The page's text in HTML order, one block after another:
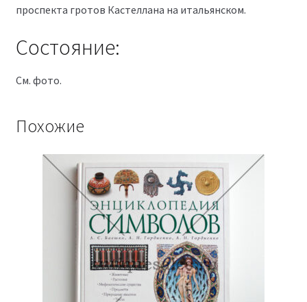
проспекта гротов Кастеллана на итальянском.
Состояние:
См. фото.
Похожие